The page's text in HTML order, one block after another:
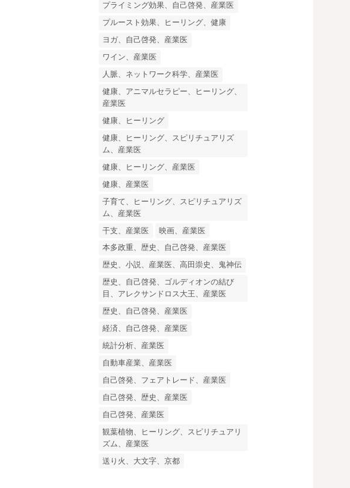
プライミング効果、自己啓発、産業医
プルースト効果、ヒーリング、健康
ヨガ、自己啓発、産業医
ワイン、産業医
人脈、ネットワーク科学、産業医
健康、アニマルセラピー、ヒーリング、
産業医
健康、ヒーリング
健康、ヒーリング、スピリチュアリズ
ム、産業医
健康、ヒーリング、産業医
健康、産業医
子育て、ヒーリング、スピリチュアリズ
ム、産業医
干支、産業医
映画、産業医
本多政重、歴史、自己啓発、産業医
歴史、小説、産業医、高田崇史、鬼神伝
歴史、自己啓発、ゴルディオンの結び
目、アレクサンドロス大王、産業医
歴史、自己啓発、産業医
経済、自己啓発、産業医
統計分析、産業医
自動車産業、産業医
自己啓発、フェアトレード、産業医
自己啓発、歴史、産業医
自己啓発、産業医
観葉植物、ヒーリング、スピリチュアリ
ズム、産業医
送り火、大文字、京都